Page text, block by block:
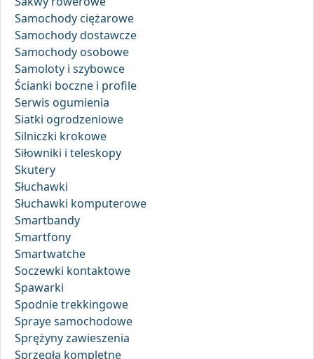
Samochody ciężarowe
Samochody dostawcze
Samochody osobowe
Samoloty i szybowce
Ścianki boczne i profile
Serwis ogumienia
Siatki ogrodzeniowe
Silniczki krokowe
Siłowniki i teleskopy
Skutery
Słuchawki
Słuchawki komputerowe
Smartbandy
Smartfony
Smartwatche
Soczewki kontaktowe
Spawarki
Spodnie trekkingowe
Spraye samochodowe
Sprężyny zawieszenia
Sprzęgła kompletne